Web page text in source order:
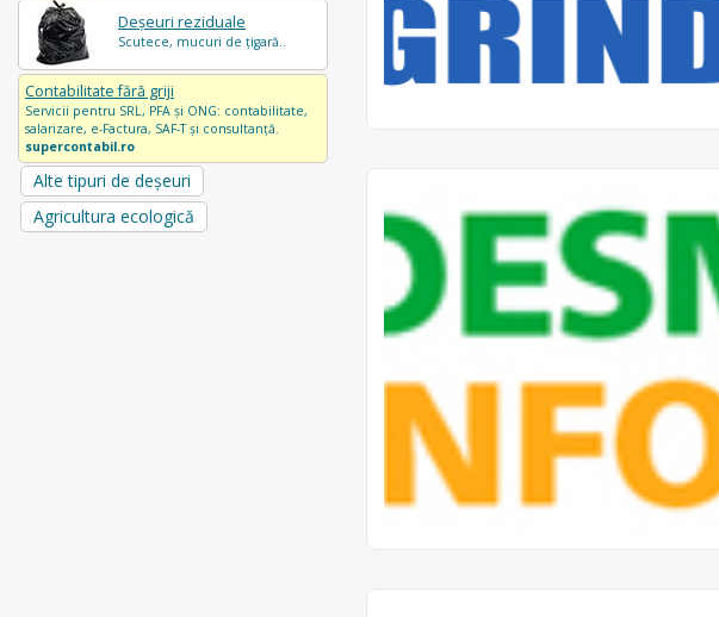
Deșeuri reziduale
Scutece, mucuri de țigară..
Contabilitate fără griji
Servicii pentru SRL, PFA și ONG: contabilitate,
salarizare, e-Factura, SAF-T și consultanță.
supercontabil.ro
Alte tipuri de deșeuri
Agricultura ecologică